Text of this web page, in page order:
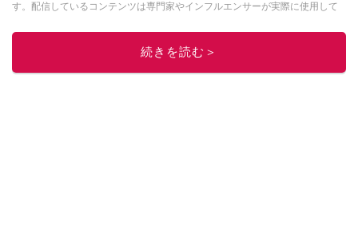
す。配信しているコンテンツは専門家やインフルエンサーが実際に使用して
ニュースでフォロー
続きを読む＞